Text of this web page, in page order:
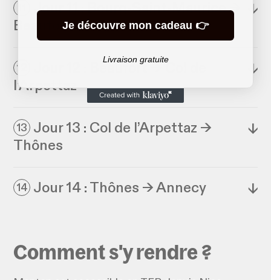
Jour 11 : Bourg-Saint-Maurice →
Beaufort
↓
12
Jour 12 : Beaufort → Col de
l’Arpettaz
↓
13
Jour 13 : Col de l’Arpettaz →
Thônes
↓
14 Jour 14 : Thônes → Annecy ↓
Comment s'y rendre ?
Je découvre mon cadeau 👉
Livraison gratuite